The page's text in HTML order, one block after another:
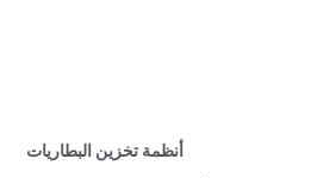
أنظمة تخزين البطاريات